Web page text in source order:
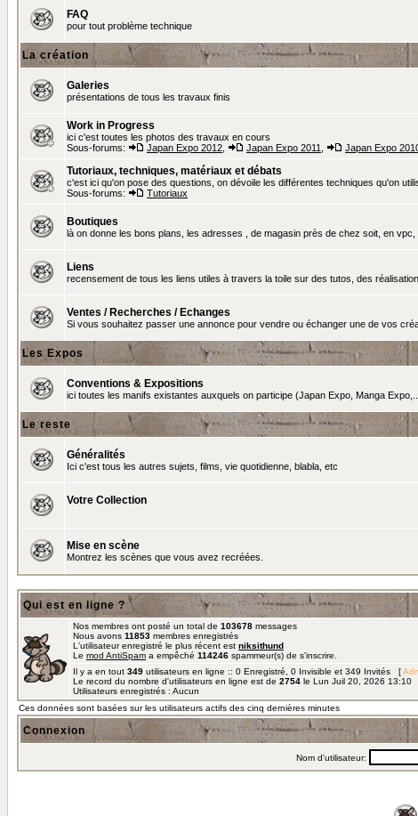
FAQ
pour tout problème technique
La création
Galeries
présentations de tous les travaux finis
Work in Progress
ici c'est toutes les photos des travaux en cours
Sous-forums:
Japan Expo 2012 Japan Expo 2011 Japan Expo
Tutoriaux, techniques, matériaux et débats
c'est ici qu'on pose des questions, on dévoile les différentes techniques qu'on
Sous-forums:
Tutoriaux
Boutiques
là on donne les bons plans, les adresses , de magasin près de chez soit, en vpc,
Liens
recensement de tous les liens utiles à travers la toile sur des tutos, des
Ventes / Recherches / Echanges
Si vous souhaitez passer une annonce pour vendre ou échanger une de vos
Les Expos
Conventions & Expositions
ici toutes les manifs existantes auxquels on participe (Japan Expo, Manga
Le reste
Généralités
Ici c'est tous les autres sujets, films, vie quotidienne, blabla, etc
Votre Collection
Mise en scène
Montrez les scènes que vous avez recréées.
Qui est en ligne ?
Nos membres ont posté un total de 103678 messages
Nous avons 11853 membres enregistrés
L'utilisateur enregistré le plus récent est niksithund
Le mod AntiSpam a empêché 114246 spammeur(s) de s'inscrire.
Il y a en tout 349 utilisateurs en ligne :: 0 Enregistré, 0 Invisible et 349 Invités [
Le record du nombre d'utilisateurs en ligne est de 2754 le Lun Juil 20, 2026 13:10
Utilisateurs enregistrés : Aucun
Ces données sont basées sur les utilisateurs actifs des cinq dernières minutes
Connexion
Nom d'utilisateur: